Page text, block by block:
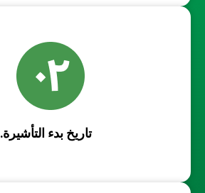
تاريخ بدء التأشيرة.